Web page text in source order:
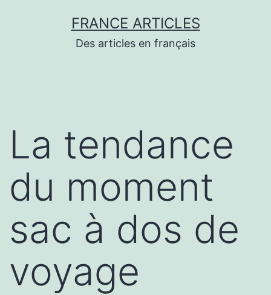
FRANCE ARTICLES
Des articles en français
La tendance
du moment
sac à dos de
voyage